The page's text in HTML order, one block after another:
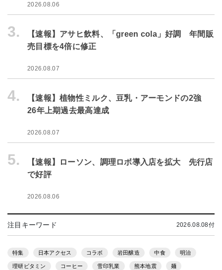
2026.08.06
3.
【速報】アサヒ飲料、「green cola」好調 年間販
売目標を4倍に修正
2026.08.07
4.
【速報】植物性ミルク、豆乳・アーモンドの2強
26年上期過去最高達成
2026.08.07
5.
【速報】ローソン、調理ロボ導入店を拡大 先行店
で好評
2026.08.06
注目キーワード 2026.08.08付
特集 日本アクセス コラボ 岩田醸造 中食 明治
理研ビタミン コーヒー 雪印乳業 熊本地震 麺